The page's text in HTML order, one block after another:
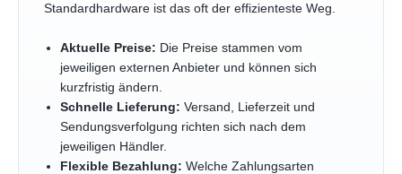
Standardhardware ist das oft der effizienteste Weg.
Aktuelle Preise: Die Preise stammen vom
jeweiligen externen Anbieter und können sich
kurzfristig ändern.
Schnelle Lieferung: Versand, Lieferzeit und
Sendungsverfolgung richten sich nach dem
jeweiligen Händler.
Flexible Bezahlung: Welche Zahlungsarten